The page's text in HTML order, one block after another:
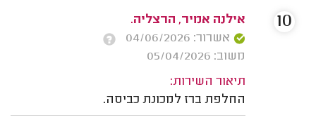
אילנה אמיר, הרצליה.
אשרור: 04/06/2026
משוב: 05/04/2026
תיאור השירות:
החלפת ברז למכונת כביסה.
10